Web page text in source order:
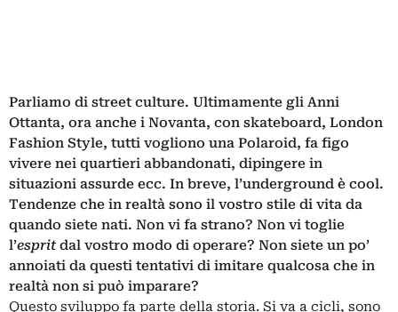
Parliamo di street culture. Ultimamente gli Anni
Ottanta, ora anche i Novanta, con skateboard, London
Fashion Style, tutti vogliono una Polaroid, fa figo
vivere nei quartieri abbandonati, dipingere in
situazioni assurde ecc. In breve, l’underground è cool.
Tendenze che in realtà sono il vostro stile di vita da
quando siete nati. Non vi fa strano? Non vi toglie
l’espritdal vostro modo di operare? Non siete un po’
annoiati da questi tentativi di imitare qualcosa che in
realtà non si può imparare?
Questo sviluppo fa parte della storia. Si va a cicli, sono